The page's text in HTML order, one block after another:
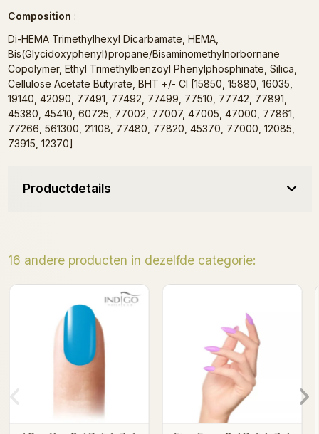
Composition :
Di-HEMA Trimethylhexyl Dicarbamate, HEMA,
Bis(Glycidoxyphenyl)propane/Bisaminomethylnorbornane
Copolymer, Ethyl Trimethylbenzoyl Phenylphosphinate, Silica,
Cellulose Acetate Butyrate, BHT +/- CI [15850, 15880, 16035,
19140, 42090, 77491, 77492, 77499, 77510, 77742, 77891,
45380, 45410, 60725, 77002, 77007, 47005, 47000, 77861,
77266, 561300, 21108, 77480, 77820, 45370, 77000, 12085,
73915, 12370]
Productdetails
16 andere producten in dezelfde categorie:
Kissmeralda Gel Polish